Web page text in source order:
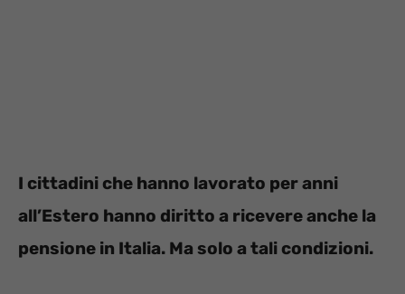
I cittadini che hanno lavorato per anni
all’Estero hanno diritto a ricevere anche la
pensione in Italia. Ma solo a tali condizioni.